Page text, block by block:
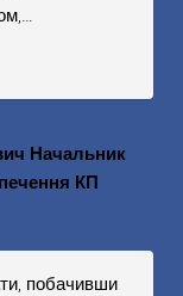
Начальник
КП
побачивши